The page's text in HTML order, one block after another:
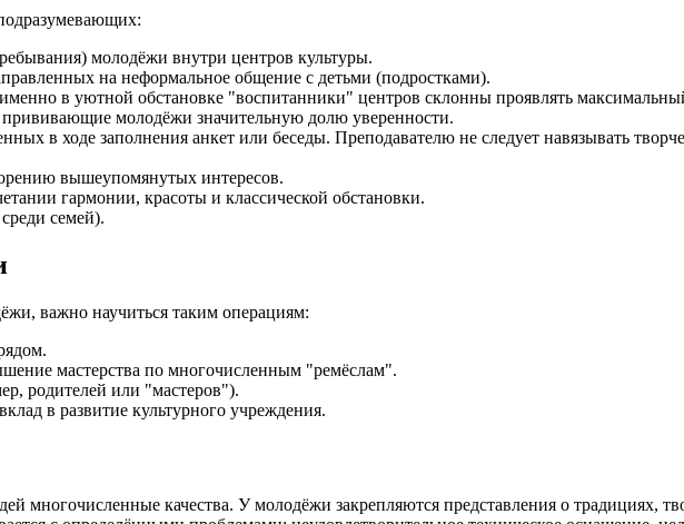
молодёжи внутри центров культуры.
на неформальное общение с детьми (подростками).
в уютной обстановке "воспитанники" центров склонны проявлять
молодёжи значительную долю уверенности.
в ходе заполнения анкет или беседы. Преподавателю не следует навязывать
вышеупомянутых интересов.
гармонии, красоты и классической обстановки.
семей).
важно научиться таким операциям:
мастерства по многочисленным "ремёслам".
родителей или "мастеров").
в развитие культурного учреждения.
многочисленные качества. У молодёжи закрепляются представления о традициях,